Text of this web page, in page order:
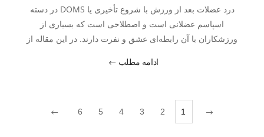
درد عضلات بعد از ورزش با شروع تأخیری یا DOMS در دسته
اسپاسم عضلانی است و اصطلاحی است که بسیاری از
ورزشکاران با آن رابطه‌ای عشق و نفرت دارند. در این مقاله از
ورزش چیست و برای درمان بدن درد بعد از ورزش چه باید بکنید؟
ادامه مطلب
1
2
3
4
5
6